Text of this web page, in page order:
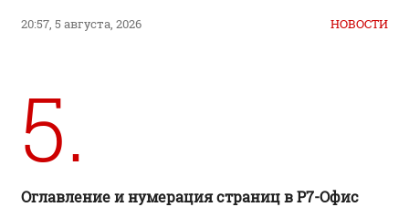
20:57, 5 августа, 2026 НОВОСТИ
5.
Оглавление и нумерация страниц в Р7-Офис